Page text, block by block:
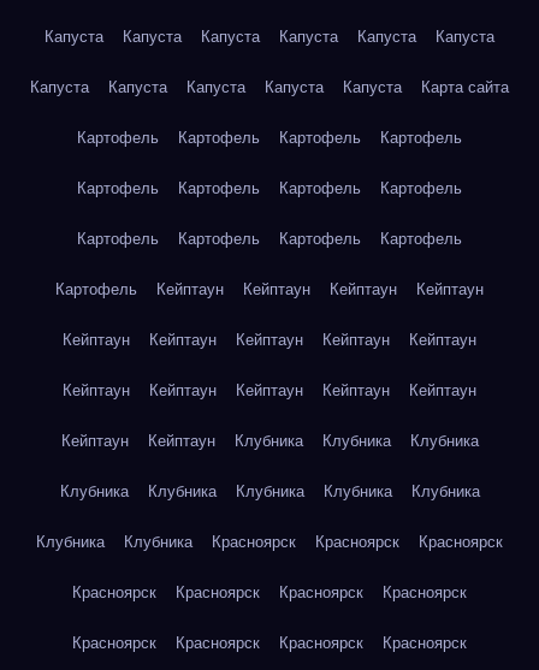
Капуста Капуста Капуста Капуста Капуста Капуста
Капуста Капуста Капуста Капуста Капуста Карта сайта
Картофель Картофель Картофель Картофель
Картофель Картофель Картофель Картофель
Картофель Картофель Картофель Картофель
Картофель Кейптаун Кейптаун Кейптаун Кейптаун
Кейптаун Кейптаун Кейптаун Кейптаун Кейптаун
Кейптаун Кейптаун Кейптаун Кейптаун Кейптаун
Кейптаун Кейптаун Клубника Клубника Клубника
Клубника Клубника Клубника Клубника Клубника
Клубника Клубника Красноярск Красноярск Красноярск
Красноярск Красноярск Красноярск Красноярск
Красноярск Красноярск Красноярск Красноярск